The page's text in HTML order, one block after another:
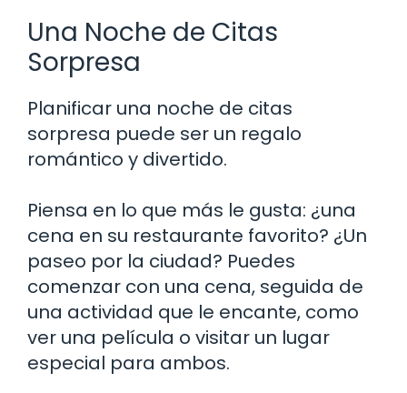
Una Noche de Citas
Sorpresa
Planificar una noche de citas
sorpresa puede ser un regalo
romántico y divertido.
Piensa en lo que más le gusta: ¿una
cena en su restaurante favorito? ¿Un
paseo por la ciudad? Puedes
comenzar con una cena, seguida de
una actividad que le encante, como
ver una película o visitar un lugar
especial para ambos.